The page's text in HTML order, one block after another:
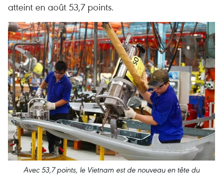
atteint en août 53,7 points.
Avec 53,7 points, le Vietnam est de nouveau en tête du